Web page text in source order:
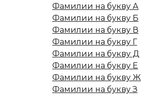
Фамилии на букву А
Фамилии на букву Б
Фамилии на букву В
Фамилии на букву Г
Фамилии на букву Д
Фамилии на букву Е
Фамилии на букву Ж
Фамилии на букву З